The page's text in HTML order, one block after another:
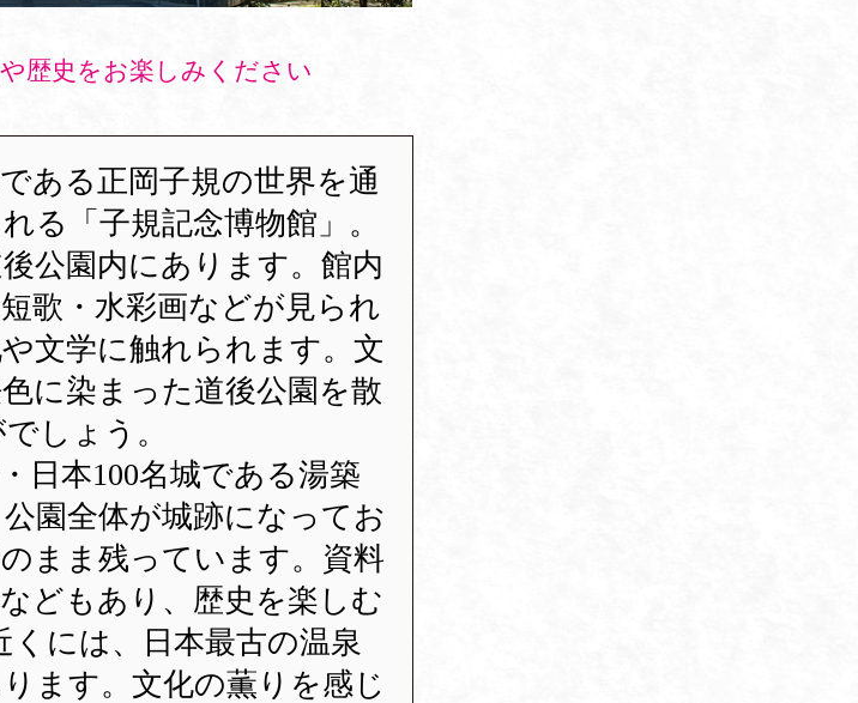
歴史をお楽しみください
ある正岡子規の世界を通
る「子規記念博物館」。
公園内にあります。館内
歌・水彩画などが見られ
文学に触れられます。文
に染まった道後公園を散
しょう。
日本100名城である湯築
園全体が城跡になってお
まま残っています。資料
どもあり、歴史を楽しむ
には、日本最古の温泉
ます。文化の薫りを感じ